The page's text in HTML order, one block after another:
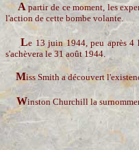
Apartir de ce moment, les
l'action de cette bombe volante.
Le 13 juin 1944, peu après 4
s'achèvera le 31 août 1944.
Miss Smith a découvert
Winston Churchill la